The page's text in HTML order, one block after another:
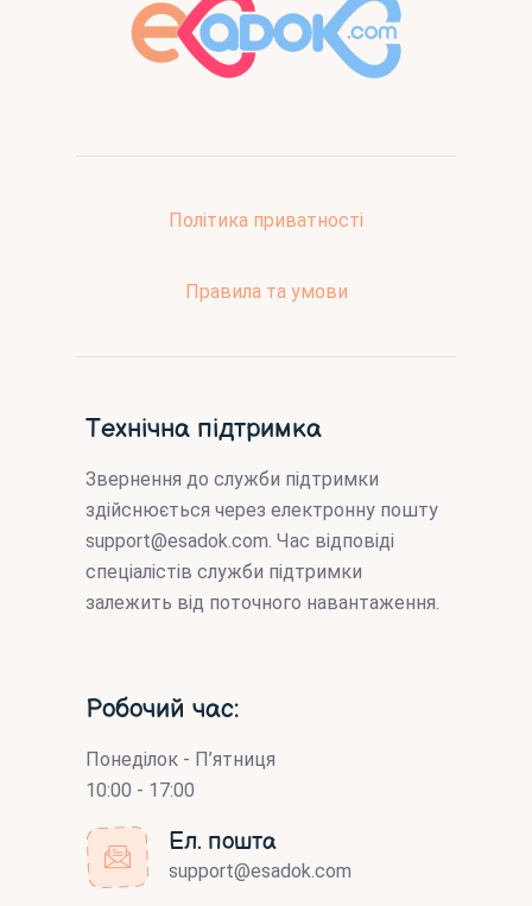
Політика приватності
Правила та умови
Технічна підтримка
Звернення до служби підтримки
здійснюється через електронну пошту
support@esadok.com. Час відповіді
спеціалістів служби підтримки
залежить від поточного навантаження.
Робочий час:
Понеділок - П’ятниця
10:00 - 17:00
Ел. пошта
support@esadok.com